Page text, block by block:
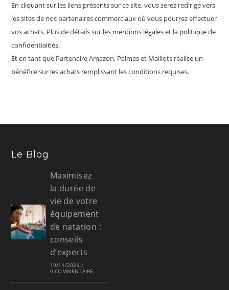
En cliquant sur les liens présents sur ce site, vous serez redirigé vers
les sites de nos partenaires commerciaux où vous pourrez effectuer
vos achats. Plus de détails sur les mentions légaleset la politique de
confidentialités.
Et en tant que Partenaire Amazon, Palmes et Maillots réalise un
bénéfice sur les achats remplissant les conditions requises.
Le Blog
Maximisez
la durée de
vie de votre
équipement
de natation :
conseils
d’experts
19/11/2024 /
0 COMMENTAIRE